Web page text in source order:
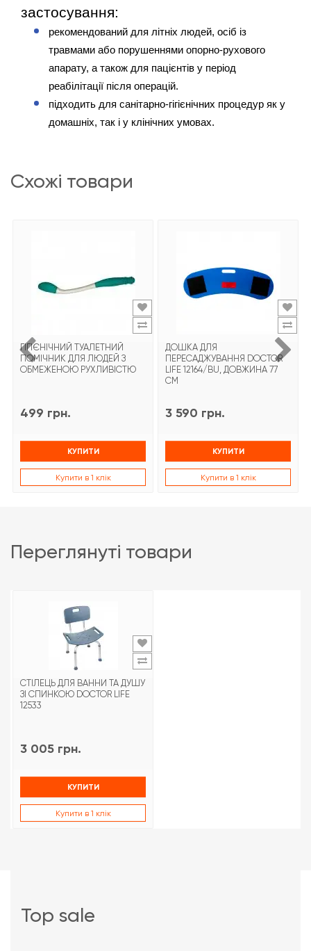
застосування:
рекомендований для літніх людей, осіб із
травмами або порушеннями опорно-рухового
апарату, а також для пацієнтів у період
реабілітації після операцій.
підходить для санітарно-гігієнічних процедур як у
домашніх, так і у клінічних умовах.
схожі товари
ГІГІЄНІЧНИЙ ТУАЛЕТНИЙ
ПОМІЧНИК ДЛЯ ЛЮДЕЙ З
ОБМЕЖЕНОЮ РУХЛИВІСТЮ
499 грн.
КУПИТИ
Купити в 1 клік
ДОШКА ДЛЯ
ПЕРЕСАДЖУВАННЯ DOCTOR
LIFE 12164/BU, ДОВЖИНА 77
СМ
3 590 грн.
КУПИТИ
Купити в 1 клік
переглянуті товари
СТІЛЕЦЬ ДЛЯ ВАННИ ТА ДУШУ
ЗІ СПИНКОЮ DOCTOR LIFE
12533
3 005 грн.
КУПИТИ
Купити в 1 клік
top sale